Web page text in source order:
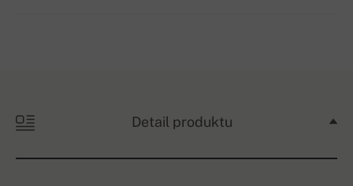
Detail produktu